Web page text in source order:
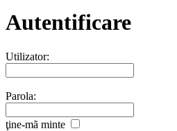
Autentificare
Utilizator:
Parola:
ţine-mã minte